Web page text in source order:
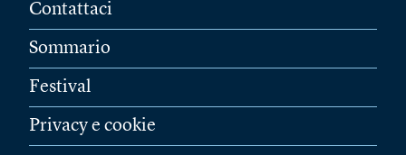
Contattaci
Sommario
Festival
Privacy e cookie